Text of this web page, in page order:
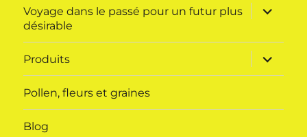
Voyage dans le passé pour un futur plus
désirable
ouvrir
le
menu
Produits
ouvrir
le
sous-
Pollen, fleurs et graines
Blog